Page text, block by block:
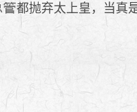
都抛弃太上皇，当真